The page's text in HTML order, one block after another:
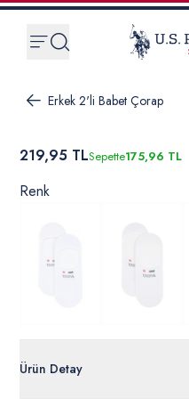
Erkek 2'li Babet Çorap
219,95 TLSepette175,96 TL
Renk
Ürün Detay